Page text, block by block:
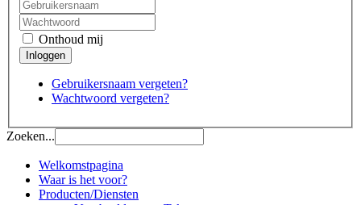
Onthoud mij
Gebruikersnaam vergeten?
Wachtwoord vergeten?
Zoeken...
Welkomstpagina
Waar is het voor?
Producten/Diensten